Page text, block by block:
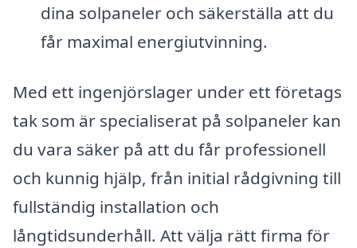
dina solpaneler och säkerställa att du
får maximal energiutvinning.
Med ett ingenjörslager under ett företags
tak som är specialiserat på solpaneler kan
du vara säker på att du får professionell
och kunnig hjälp, från initial rådgivning till
fullständig installation och
långtidsunderhåll. Att välja rätt firma för